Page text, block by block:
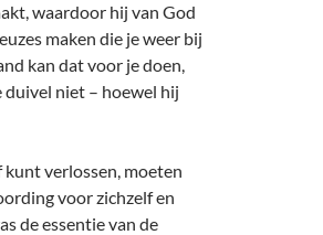
waardoor hij van God
maken die je weer bij
kan dat voor je doen,
duivel niet – hoewel hij
verlossen, moeten
voor zichzelf en
de essentie van de